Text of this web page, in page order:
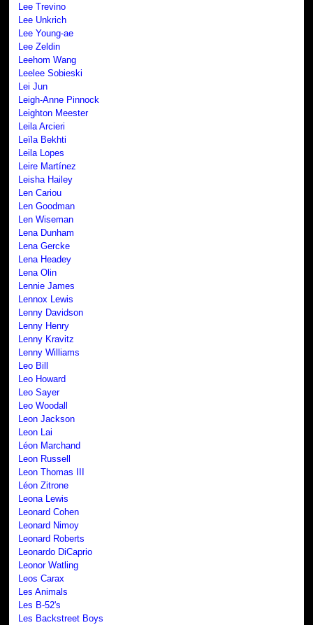
Lee Trevino
Lee Unkrich
Lee Young-ae
Lee Zeldin
Leehom Wang
Leelee Sobieski
Lei Jun
Leigh-Anne Pinnock
Leighton Meester
Leila Arcieri
Leïla Bekhti
Leila Lopes
Leire Martínez
Leisha Hailey
Len Cariou
Len Goodman
Len Wiseman
Lena Dunham
Lena Gercke
Lena Headey
Lena Olin
Lennie James
Lennox Lewis
Lenny Davidson
Lenny Henry
Lenny Kravitz
Lenny Williams
Leo Bill
Leo Howard
Leo Sayer
Leo Woodall
Leon Jackson
Leon Lai
Léon Marchand
Leon Russell
Leon Thomas III
Léon Zitrone
Leona Lewis
Leonard Cohen
Leonard Nimoy
Leonard Roberts
Leonardo DiCaprio
Leonor Watling
Leos Carax
Les Animals
Les B-52's
Les Backstreet Boys